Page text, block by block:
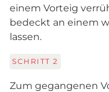
einem Vorteig
bedeckt an einem
lassen.
SCHRITT 2
Zum gegangenen